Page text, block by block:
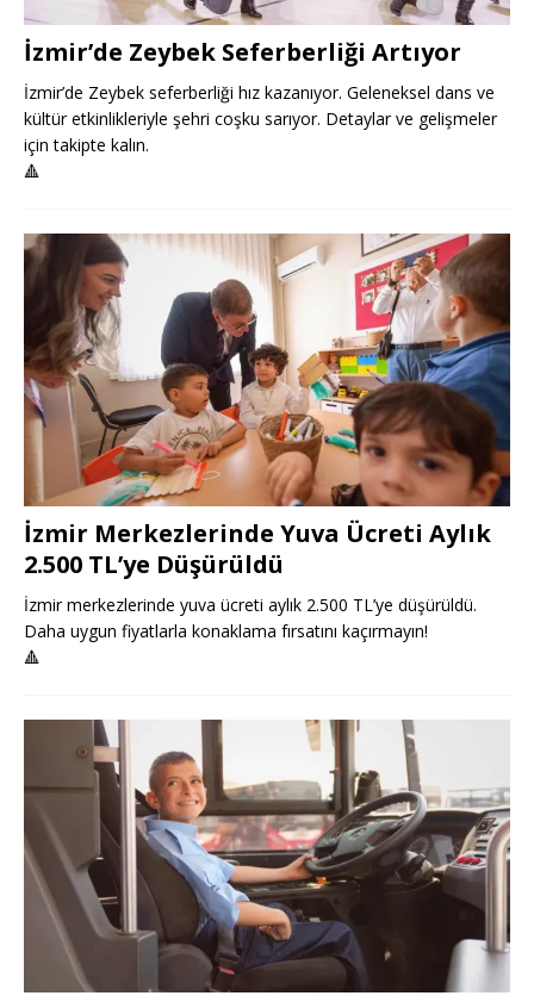
İzmir’de Zeybek Seferberliği Artıyor
İzmir’de Zeybek seferberliği hız kazanıyor. Geleneksel dans ve
kültür etkinlikleriyle şehri coşku sarıyor. Detaylar ve gelişmeler
için takipte kalın.
🔺
İzmir Merkezlerinde Yuva Ücreti Aylık
2.500 TL’ye Düşürüldü
İzmir merkezlerinde yuva ücreti aylık 2.500 TL’ye düşürüldü.
Daha uygun fiyatlarla konaklama fırsatını kaçırmayın!
🔺